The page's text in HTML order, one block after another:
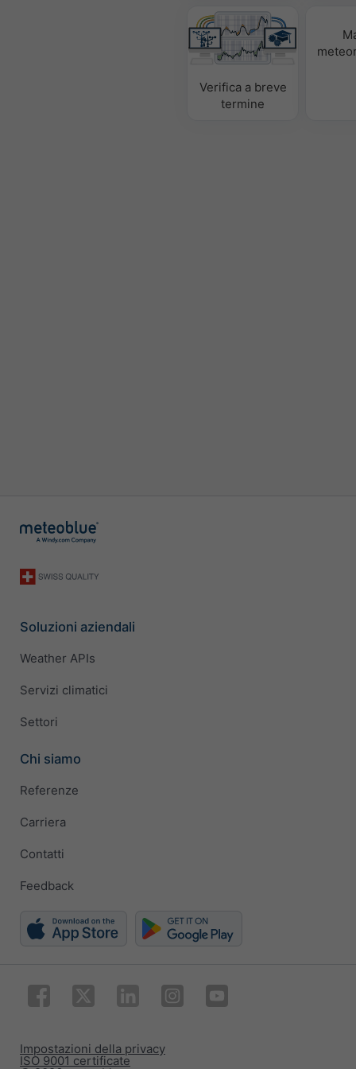
Verifica a breve
termine
Soluzioni aziendali
Weather APIs
Servizi climatici
Settori
Chi siamo
Referenze
Carriera
Contatti
Feedback
ISO 9001 certificate
Impostazioni della privacy